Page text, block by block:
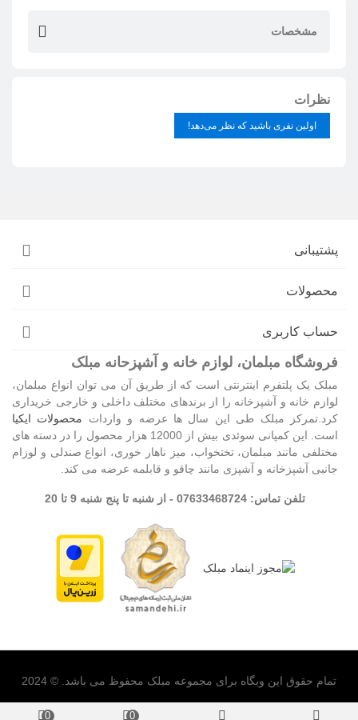
مشخصات
نظرات
اولین نفری باشید که نظر می‌دهد!
پشتیبانی
محصولات
حساب کاربری
فروشگاه مبلمان، لوازم خانه و آشپزحانه مبلک
مبلک یک پلتفرم اینترنتی است که از طریق آن می توان انواع مبلمان،
لوازم خانه و آشپزخانه را از برندهای مختلف داخلی و خارجی خریداری
کرد.تمرکز مبلک طی این سال ها عرضه و واردات محصولات ایکیا
است. این کمپانی سوئدی بیش از 12000 هزار محصول را در دسته های
مختلفی مانند مبلمان، تختخواب، میز ناهار خوری، انواع صندلی و لوزام
جانبی آشپزخانه و آشپزی مانند چاقو و قابلمه عرضه می کند.
تلفن تماس: 07633468724 - از شنبه تا پنج شنبه 9 تا 20
تمام حقوق این وبگاه برای مجموعه مبلک محفوظ می باشد. © 2024
0
0